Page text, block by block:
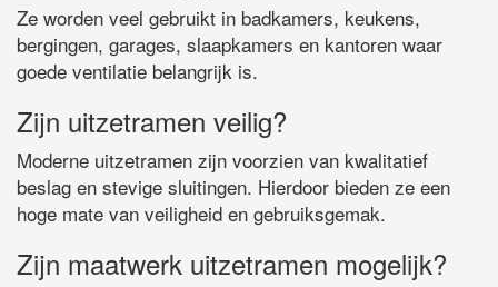
Ze worden veel gebruikt in badkamers, keukens,
bergingen, garages, slaapkamers en kantoren waar
goede ventilatie belangrijk is.
Zijn uitzetramen veilig?
Moderne uitzetramen zijn voorzien van kwalitatief
beslag en stevige sluitingen. Hierdoor bieden ze een
hoge mate van veiligheid en gebruiksgemak.
Zijn maatwerk uitzetramen mogelijk?